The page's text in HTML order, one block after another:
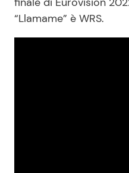
“Llamame” è WRS.